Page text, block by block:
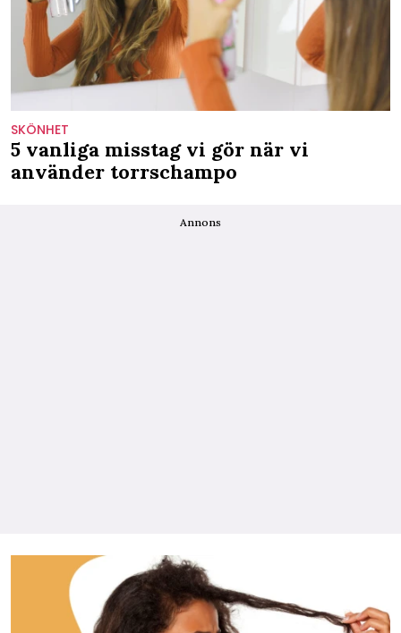
SKÖNHET
5 vanliga misstag vi gör när vi
använder torrschampo
Annons